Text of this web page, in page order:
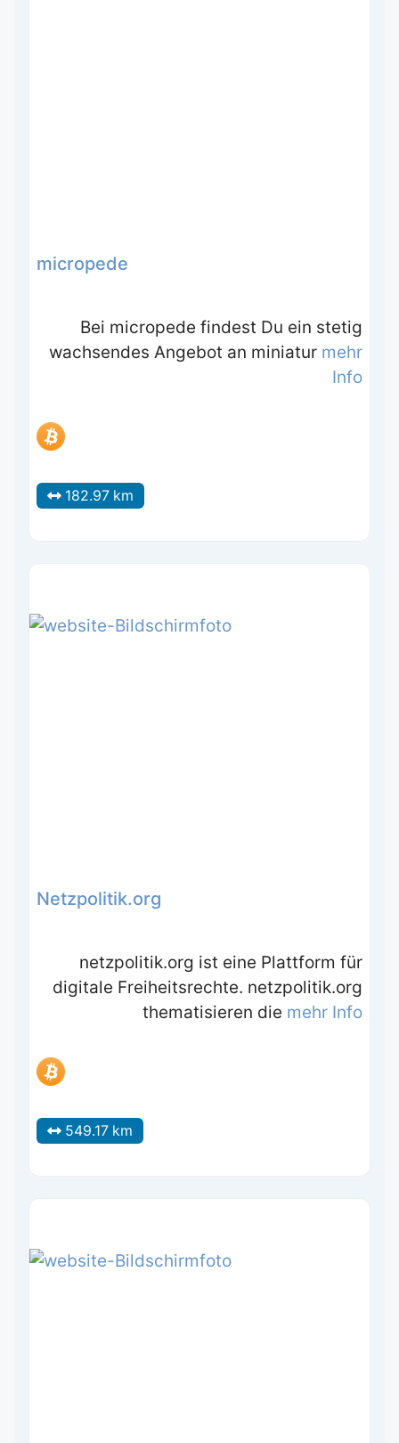
micropede
Bei micropede findest Du ein stetig
wachsendes Angebot an miniatur mehr
Info
182.97 km
Netzpolitik.org
netzpolitik.org ist eine Plattform für
digitale Freiheitsrechte. netzpolitik.org
thematisieren die mehr Info
549.17 km